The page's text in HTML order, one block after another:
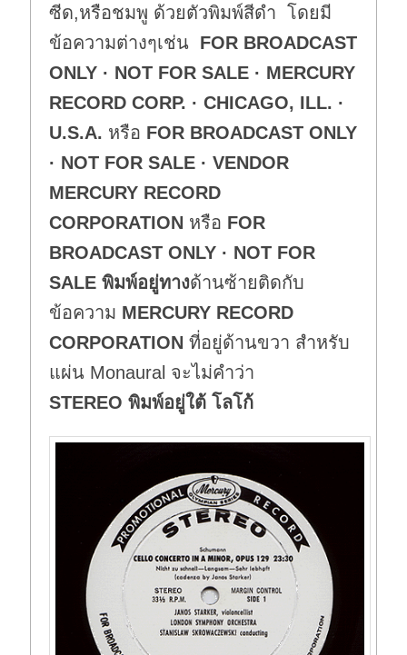
ซีด,หรือชมพู ด้วยตัวพิมพ์สีดำ โดยมี
ข้อความต่างๆเช่น FOR BROADCAST
ONLY · NOT FOR SALE · MERCURY
RECORD CORP. · CHICAGO, ILL. ·
U.S.A. หรือ FOR BROADCAST ONLY
· NOT FOR SALE · VENDOR
MERCURY RECORD
CORPORATION หรือ FOR
BROADCAST ONLY · NOT FOR
SALE พิมพ์อยู่ทางด้านซ้ายติดกับ
ข้อความ MERCURY RECORD
CORPORATION ที่อยู่ด้านขวา สำหรับ
แผ่น Monaural จะไม่คำว่า
STEREO พิมพ์อยู่ใต้ โลโก้